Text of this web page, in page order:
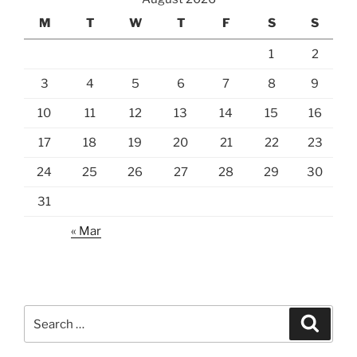
M
T W T F S S
1 2
3 4 5 6 7 8 9
10 11 12 13 14 15 16
17 18 19 20 21 22 23
24 25 26 27 28 29 30
31
« Mar
for: